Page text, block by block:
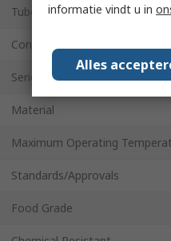
Tube Connection Type
Connection Gender
Series
Material
Maximum Operating
Standards/Approvals
Food Grade
informatie vindt u in
Alles